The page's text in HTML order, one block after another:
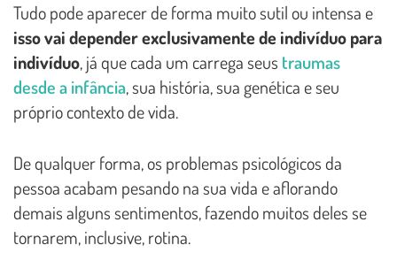
Tudo pode aparecer de forma muito sutil ou intensa e
isso vai depender exclusivamente de indivíduo para
indivíduo, já que cada um carrega seus traumas
desde a infância, sua história, sua genética e seu
próprio contexto de vida.
De qualquer forma, os problemas psicológicos da
pessoa acabam pesando na sua vida e aflorando
demais alguns sentimentos, fazendo muitos deles se
tornarem, inclusive, rotina.